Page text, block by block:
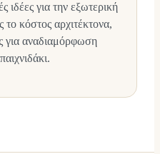
ιδέες για την εξωτερική
το κόστος αρχιτέκτονα,
για αναδιαμόρφωση